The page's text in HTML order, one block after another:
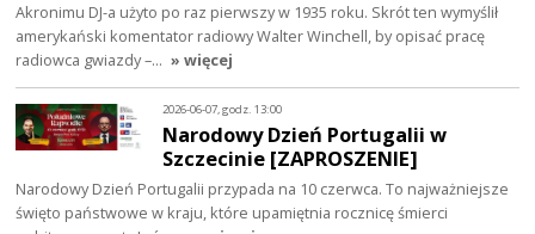
Akronimu DJ-a użyto po raz pierwszy w 1935 roku. Skrót ten wymyślił
amerykański komentator radiowy Walter Winchell, by opisać pracę
radiowca gwiazdy –… » więcej
2026-06-07, godz. 13:00
Narodowy Dzień Portugalii w
Szczecinie [ZAPROSZENIE]
Narodowy Dzień Portugalii przypada na 10 czerwca. To najważniejsze
święto państwowe w kraju, które upamiętnia rocznicę śmierci